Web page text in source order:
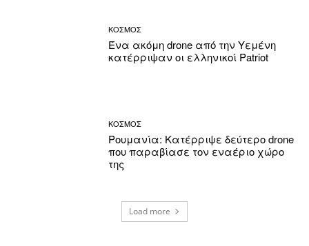
ΚΟΣΜΟΣ
Ένα ακόμη drone από την Υεμένη
κατέρριψαν οι ελληνικοί Patriot
ΚΟΣΜΟΣ
Ρουμανία: Κατέρριψε δεύτερο drone
που παραβίασε τον εναέριο χώρο
της
Load more